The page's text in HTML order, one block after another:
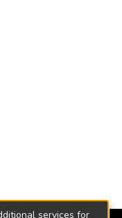
services for